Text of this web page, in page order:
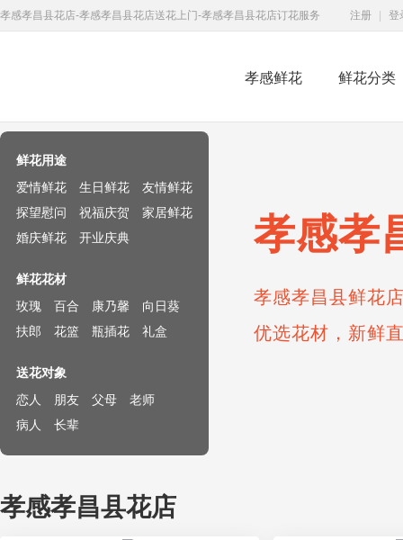
孝感孝昌县花店-孝感孝昌县花店送花上门-孝感孝昌县花店订花服务 注册 登
孝感鲜花 鲜花分类
孝感孝
孝感孝昌县鲜花
优选花材，新鲜
鲜花用途
爱情鲜花
生日鲜花
友情鲜花
探望慰问
祝福庆贺
家居鲜花
婚庆鲜花
开业庆典
鲜花花材
玫瑰
百合 康乃馨
向日葵
扶郎
花篮 瓶插花 礼盒
送花对象
恋人
朋友 父母
老师
病人
长辈
孝感孝昌县花店